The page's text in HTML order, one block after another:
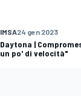
IMSA24 gen 2023
Daytona |
un po' di velocità"